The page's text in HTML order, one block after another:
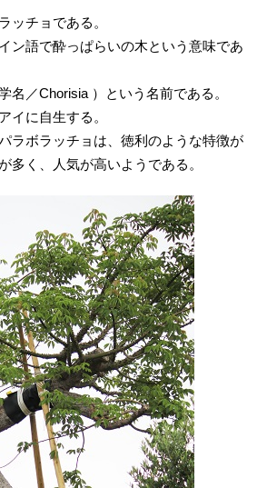
ッチョである。
ン語で酔っぱらいの木という意味であ
名／Chorisia ）という名前である。
イに自生する。
ラボラッチョは、徳利のような特徴が
多く、人気が高いようである。